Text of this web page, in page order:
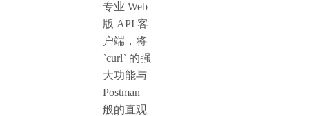
专业 Web
版 API 客
户端，将
`curl` 的强
大功能与
Postman
般的直观